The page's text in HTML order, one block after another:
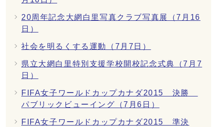
20周年記念大網白里写真クラブ写真展（7月16
日）
社会を明るくする運動（7月7日）
県立大網白里特別支援学校開校記念式典（7月7
日）
FIFA女子ワールドカップカナダ2015 決勝
パブリックビューイング（7月6日）
FIFA女子ワールドカップカナダ2015 準決